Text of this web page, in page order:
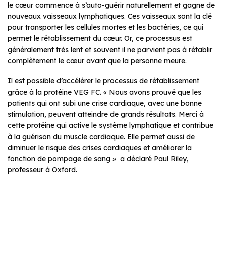
le cœur commence à s’auto-guérir naturellement et gagne de
nouveaux vaisseaux lymphatiques. Ces vaisseaux sont la clé
pour transporter les cellules mortes et les bactéries, ce qui
permet le rétablissement du cœur. Or, ce processus est
généralement très lent et souvent il ne parvient pas à rétablir
complètement le cœur avant que la personne meure.
Il est possible d’accélérer le processus de rétablissement
grâce à la protéine VEG FC. « Nous avons prouvé que les
patients qui ont subi une crise cardiaque, avec une bonne
stimulation, peuvent atteindre de grands résultats. Merci à
cette protéine qui active le système lymphatique et contribue
à la guérison du muscle cardiaque. Elle permet aussi de
diminuer le risque des crises cardiaques et améliorer la
fonction de pompage de sang » a déclaré Paul Riley,
professeur à Oxford.